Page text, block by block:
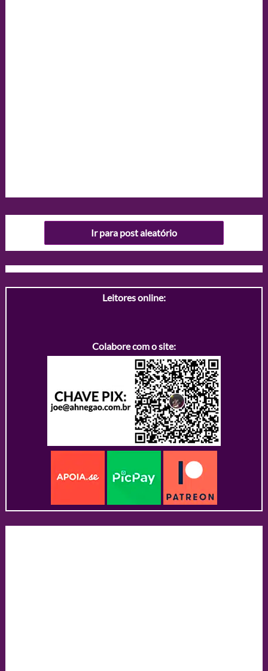
Ir para post aleatório
Leitores online:
Colabore com o site: